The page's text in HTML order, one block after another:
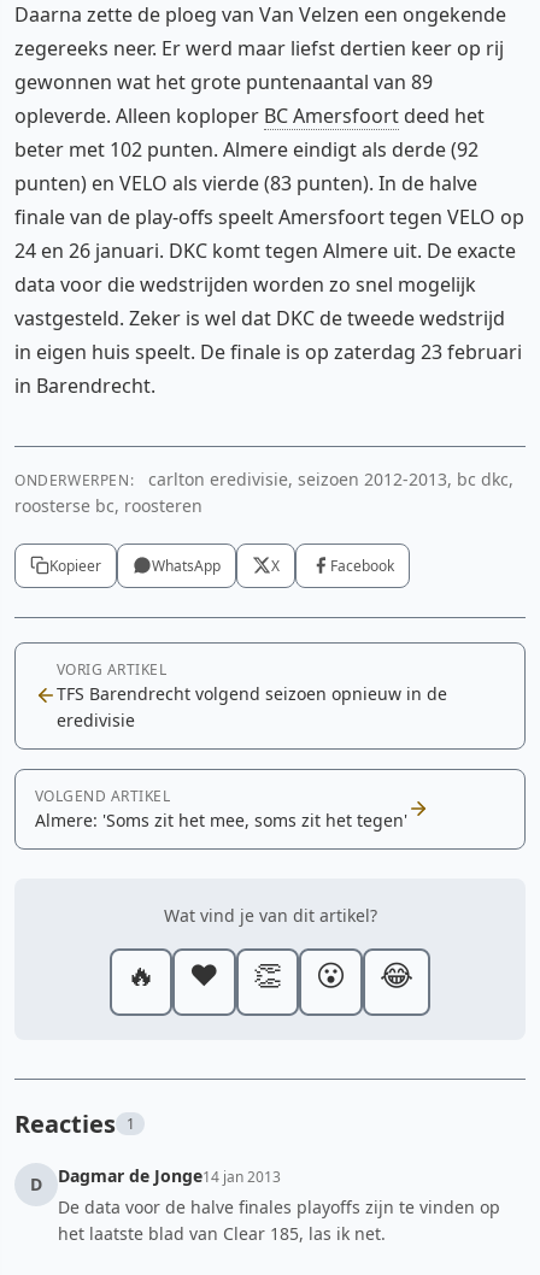
Daarna zette de ploeg van Van Velzen een ongekende
zegereeks neer. Er werd maar liefst dertien keer op rij
gewonnen wat het grote puntenaantal van 89
opleverde. Alleen koploper BC Amersfoort deed het
beter met 102 punten. Almere eindigt als derde (92
punten) en VELO als vierde (83 punten). In de halve
finale van de play-offs speelt Amersfoort tegen VELO op
24 en 26 januari. DKC komt tegen Almere uit. De exacte
data voor die wedstrijden worden zo snel mogelijk
vastgesteld. Zeker is wel dat DKC de tweede wedstrijd
in eigen huis speelt. De finale is op zaterdag 23 februari
in Barendrecht.
ONDERWERPEN:
carlton eredivisie, seizoen 2012-2013, bc dkc,
roosterse bc, roosteren
Kopieer WhatsApp X Facebook
VORIG ARTIKEL
TFS Barendrecht volgend seizoen opnieuw in de
eredivisie
VOLGEND ARTIKEL
Almere: 'Soms zit het mee, soms zit het tegen'
Wat vind je van dit artikel?
🔥 ❤️ 👏 😮 😂
Reacties 1
D Dagmar de Jonge14 jan 2013
De data voor de halve finales playoffs zijn te vinden op
het laatste blad van Clear 185, las ik net.